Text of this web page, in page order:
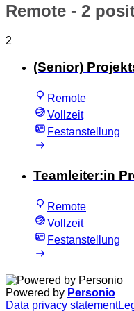
Remote - 2
2
(Senior)
Remote
Vollzeit
Festanstellung
Teamleiter:in
Remote
Vollzeit
Festanstellung
Powered by Personio
Data privacy statement